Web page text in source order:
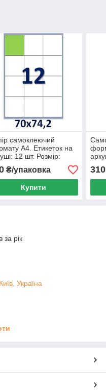
самоклеючий
А4. Етикеток на
12 шт. Розмір:
мм. Упаковка 100
1200 етикеток
₴/упаковка
Купити
310
за рік
Україна